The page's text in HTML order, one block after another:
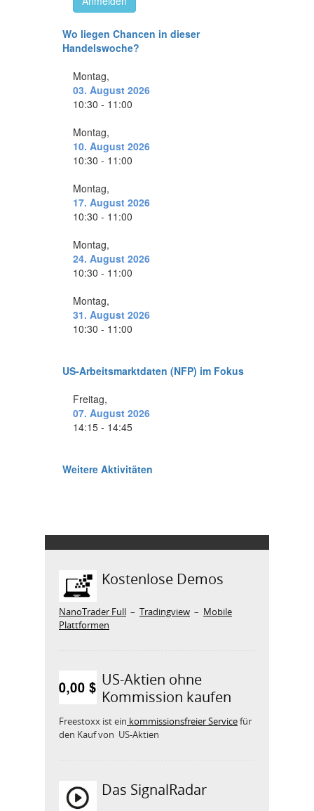
Kostenlose Demos
NanoTrader Full – Tradingview – Mobile
Plattformen
US-Aktien ohne
Kommission kaufen
Freestoxx ist ein kommissionsfreier Servicefür
den Kauf von US-Aktien
Das SignalRadar